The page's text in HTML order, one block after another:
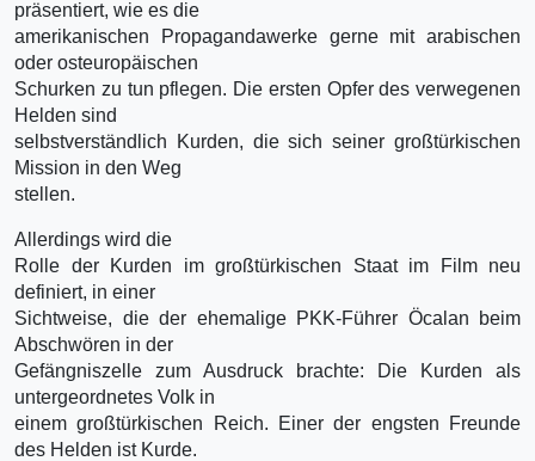
präsentiert, wie es die
amerikanischen Propagandawerke gerne mit arabischen
oder osteuropäischen
Schurken zu tun pflegen. Die ersten Opfer des verwegenen
Helden sind
selbstverständlich Kurden, die sich seiner großtürkischen
Mission in den Weg
stellen.
Allerdings wird die
Rolle der Kurden im großtürkischen Staat im Film neu
definiert, in einer
Sichtweise, die der ehemalige PKK-Führer Öcalan beim
Abschwören in der
Gefängniszelle zum Ausdruck brachte: Die Kurden als
untergeordnetes Volk in
einem großtürkischen Reich. Einer der engsten Freunde
des Helden ist Kurde.